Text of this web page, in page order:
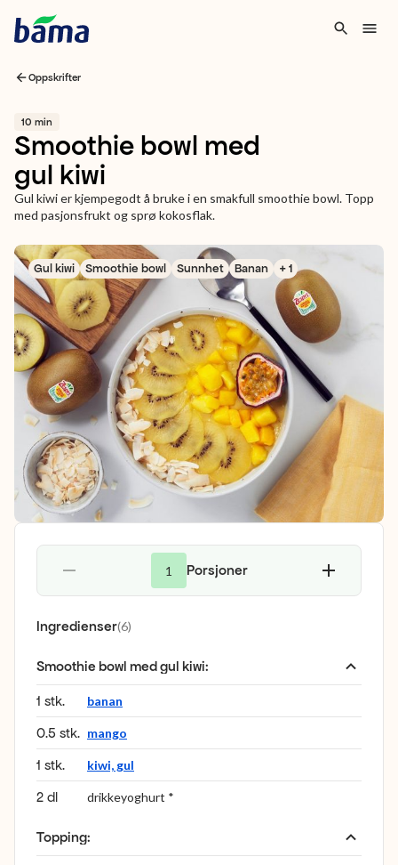
Oppskrifter
10 min
Smoothie bowl med
gul kiwi
Gul kiwi er kjempegodt å bruke i en smakfull smoothie bowl. Topp
med pasjonsfrukt og sprø kokosflak.
Gul kiwi Smoothie bowl Sunnhet Banan + 1
1 Porsjoner
Ingredienser(6)
Smoothie bowl med gul kiwi:
1 stk. banan
0.5 stk. mango
1 stk. kiwi, gul
2 dl drikkeyoghurt *
Topping: